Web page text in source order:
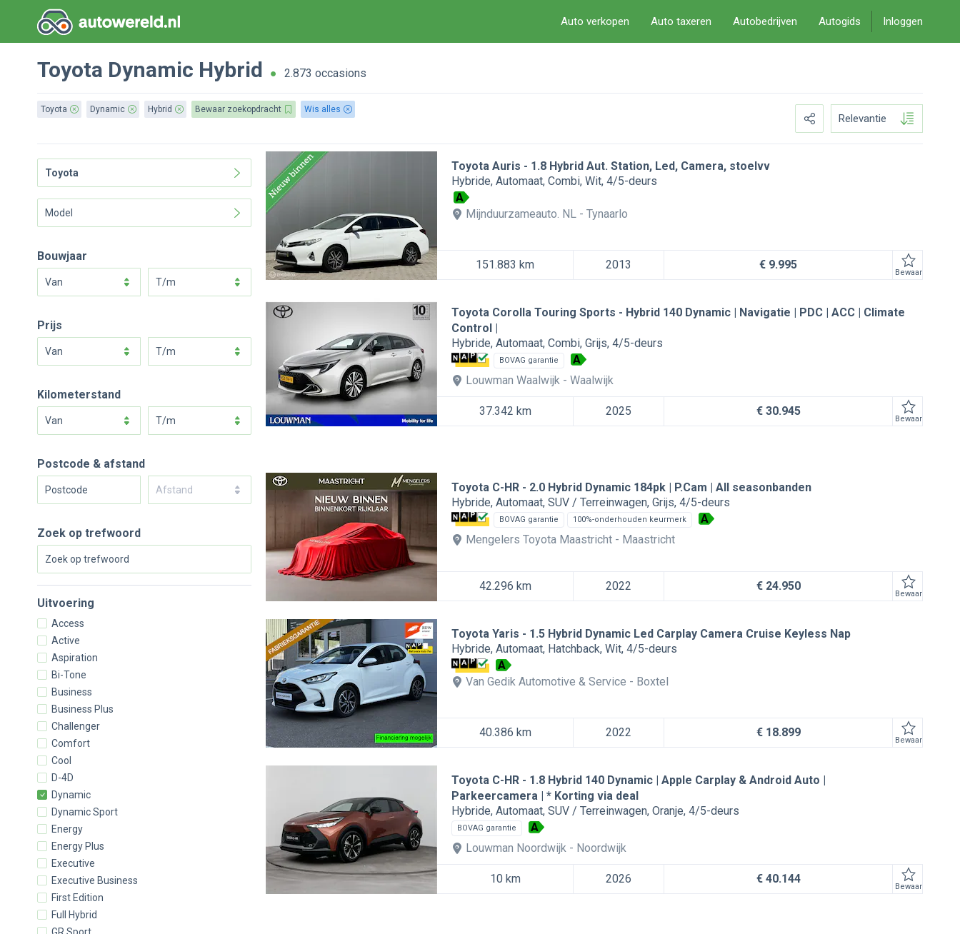
Auto verkopen Auto taxeren Autobedrijven Autogids Inloggen
Toyota Dynamic Hybrid 2.873 occasions
Toyota Dynamic Hybrid Bewaar zoekopdracht Wis alles
Relevantie
Toyota
Model
Bouwjaar
van t/m
Prijs
van t/m
Kilometerstand
van t/m
Postcode & afstand
Afstand
Zoek op trefwoord
Uitvoering
Access
Active
Aspiration
Bi-Tone
Business
Business Plus
Challenger
Comfort
Cool
D-4D
Dynamic
Dynamic Sport
Energy
Energy Plus
Executive
Executive Business
First Edition
Full Hybrid
Toyota Auris
1.8 Hybrid Aut. Station, Led, Camera, stoelvv
Hybride Automaat Combi Wit 4/5-deurs
A
Mijnduurzameauto. NL
Tynaarlo
151.883 km 2013 € 9.995
Bewaar
Toyota Corolla Touring Sports
Hybrid 140 Dynamic | Navigatie | PDC | ACC | Climate
Control |
Hybride Automaat Combi Grijs 4/5-deurs
BOVAG garantie
A
Louwman Waalwijk
Waalwijk
37.342 km 2025 € 30.945
Bewaar
Toyota C-HR
2.0 Hybrid Dynamic 184pk | P.Cam | All seasonbanden
Hybride Automaat SUV / Terreinwagen Grijs 4/5-deurs
BOVAG garantie 100%-onderhouden keurmerk
A
Mengelers Toyota Maastricht
Maastricht
42.296 km 2022 € 24.950
Bewaar
Toyota Yaris
1.5 Hybrid Dynamic Led Carplay Camera Cruise Keyless Nap
Hybride Automaat Hatchback Wit 4/5-deurs
A
Van Gedik Automotive & Service
Boxtel
40.386 km 2022 € 18.899
Bewaar
Toyota C-HR
1.8 Hybrid 140 Dynamic | Apple Carplay & Android Auto |
Parkeercamera | * Korting via deal
Hybride Automaat SUV / Terreinwagen Oranje 4/5-deurs
BOVAG garantie
A
Louwman Noordwijk
Noordwijk
10 km 2026 € 40.144
Bewaar